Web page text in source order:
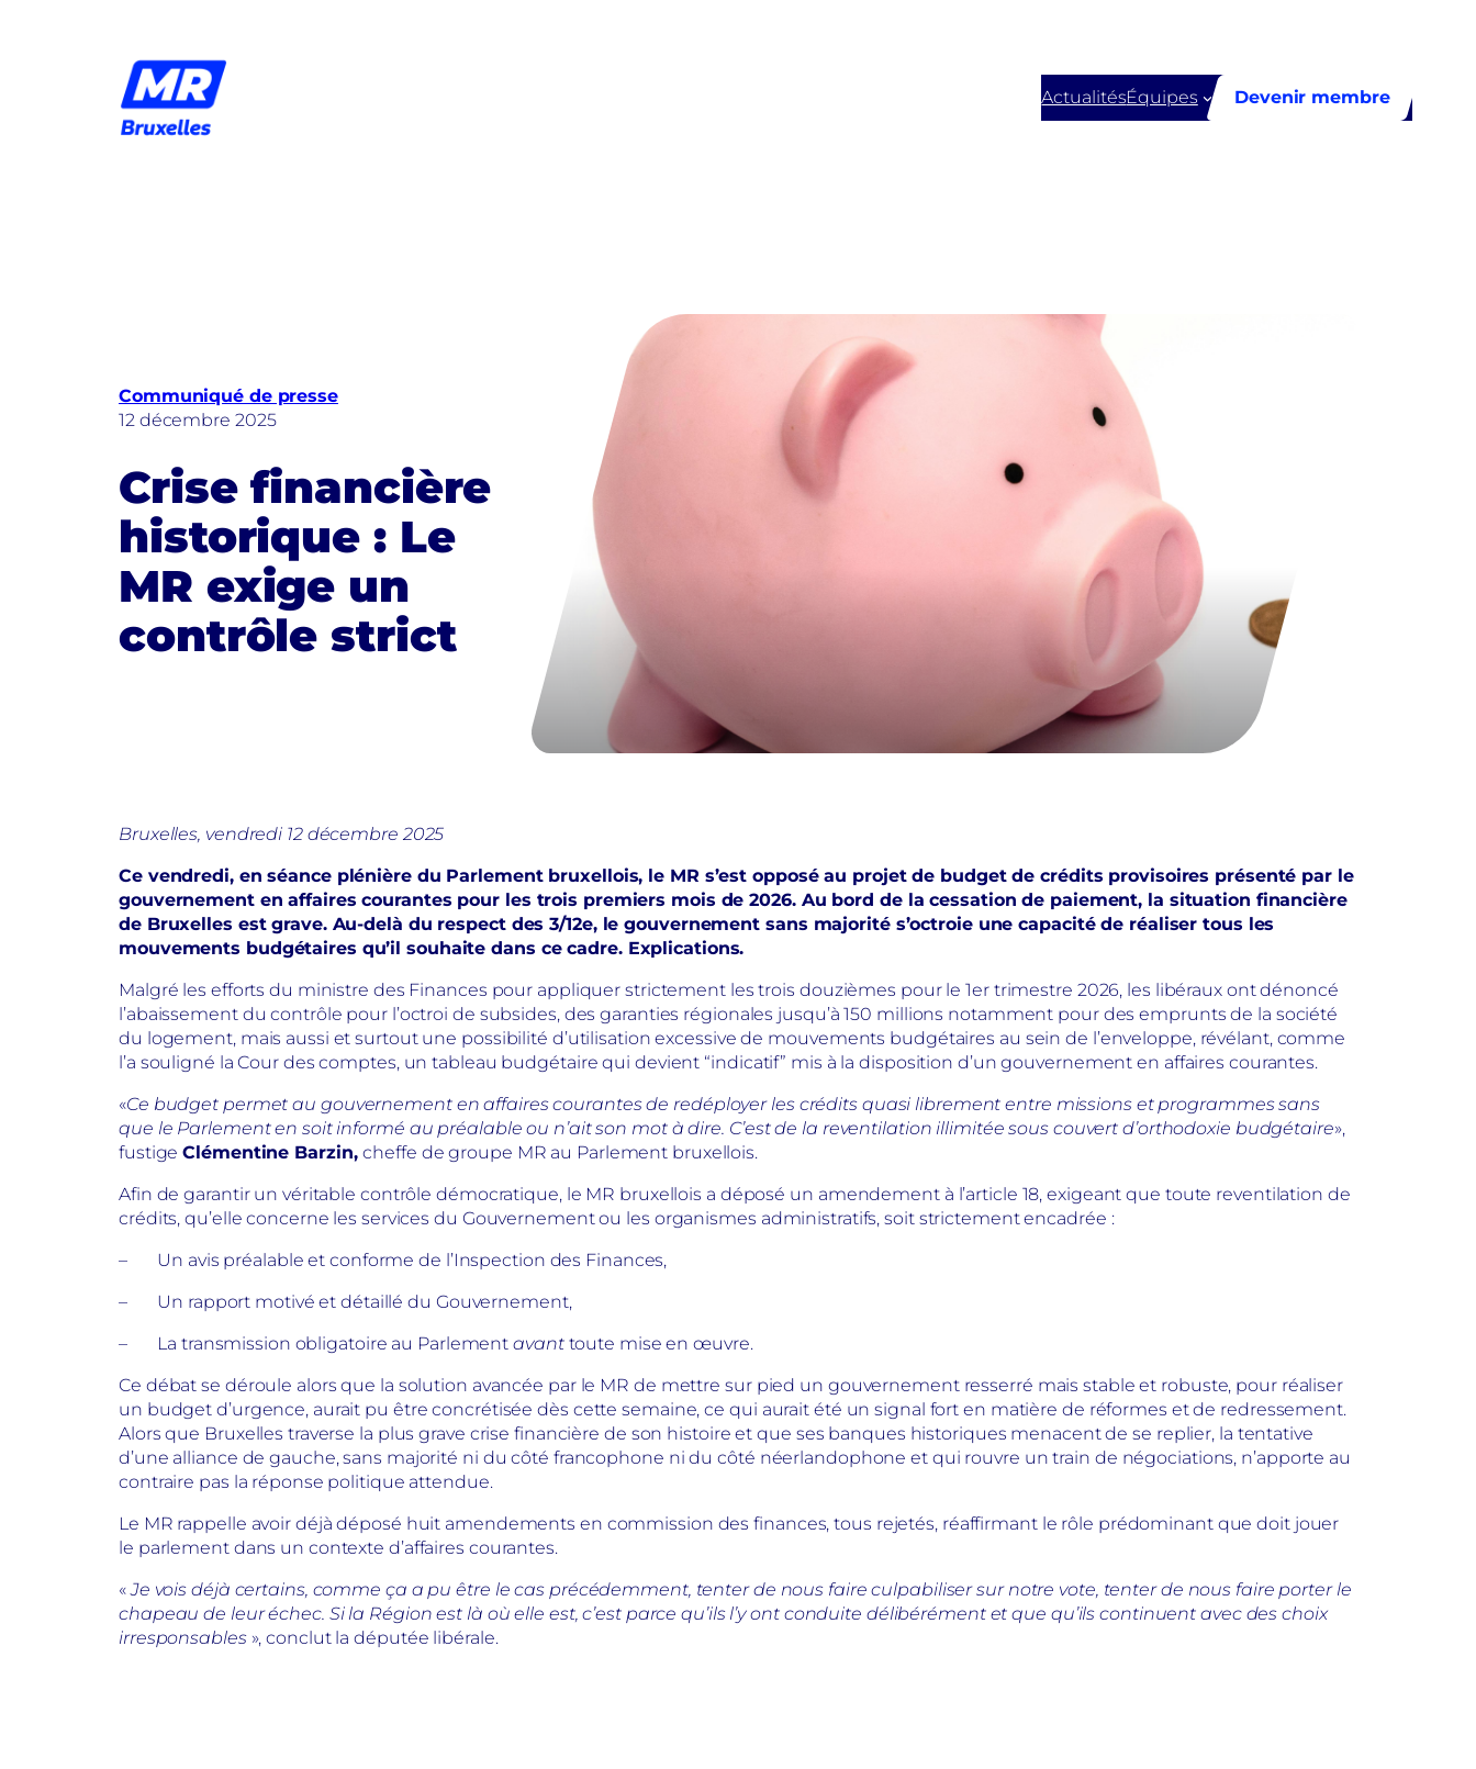
ActualitésÉquipes Devenir membre
Communiqué de presse
12 décembre 2025
Crise financière
historique : Le
MR exige un
contrôle strict
Bruxelles, vendredi 12 décembre 2025
Ce vendredi, en séance plénière du Parlement bruxellois, le MR s’est opposé au projet de budget de crédits provisoires présenté par le
gouvernement en affaires courantes pour les trois premiers mois de 2026. Au bord de la cessation de paiement, la situation financière
de Bruxelles est grave. Au-delà du respect des 3/12e, le gouvernement sans majorité s’octroie une capacité de réaliser tous les
mouvements budgétaires qu’il souhaite dans ce cadre. Explications.
Malgré les efforts du ministre des Finances pour appliquer strictement les trois douzièmes pour le 1er trimestre 2026, les libéraux ont dénoncé
l’abaissement du contrôle pour l’octroi de subsides, des garanties régionales jusqu’à 150 millions notamment pour des emprunts de la société
du logement, mais aussi et surtout une possibilité d’utilisation excessive de mouvements budgétaires au sein de l’enveloppe, révélant, comme
l’a souligné la Cour des comptes, un tableau budgétaire qui devient “indicatif” mis à la disposition d’un gouvernement en affaires courantes.
«Ce budget permet au gouvernement en affaires courantes de redéployer les crédits quasi librement entre missions et programmes sans
que le Parlement en soit informé au préalable ou n’ait son mot à dire. C’est de la reventilation illimitée sous couvert d’orthodoxie budgétaire»,
fustigeClémentine Barzin,cheffe de groupe MR au Parlement bruxellois.
Afin de garantir un véritable contrôle démocratique, le MR bruxellois a déposé un amendement à l’article 18, exigeant que toute reventilation de
crédits, qu’elle concerne les services du Gouvernement ou les organismes administratifs, soit strictement encadrée :
– Un avis préalable et conforme de l’Inspection des Finances,
– Un rapport motivé et détaillé du Gouvernement,
– La transmission obligatoire au Parlementavanttoute mise en œuvre.
Ce débat se déroule alors que la solution avancée par le MR de mettre sur pied un gouvernement resserré mais stable et robuste, pour réaliser
un budget d’urgence, aurait pu être concrétisée dès cette semaine, ce qui aurait été un signal fort en matière de réformes et de redressement.
Alors que Bruxelles traverse la plus grave crise financière de son histoire et que ses banques historiques menacent de se replier, la tentative
d’une alliance de gauche, sans majorité ni du côté francophone ni du côté néerlandophone et qui rouvre un train de négociations, n’apporte au
contraire pas la réponse politique attendue.
Le MR rappelle avoir déjà déposé huit amendements en commission des finances, tous rejetés, réaffirmant le rôle prédominant que doit jouer
le parlement dans un contexte d’affaires courantes.
«Je vois déjà certains, comme ça a pu être le cas précédemment, tenter de nous faire culpabiliser sur notre vote, tenter de nous faire porter le
chapeau de leur échec. Si la Région est là où elle est, c’est parce qu’ils l’y ont conduite délibérément et que qu’ils continuent avec des choix
irresponsables», conclut la députée libérale.